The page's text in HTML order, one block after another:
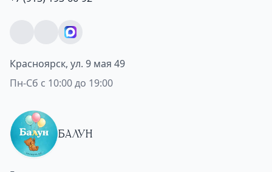
Красноярск, ул. 9 мая 49
Пн-Сб с 10:00 до 19:00
БАЛУН